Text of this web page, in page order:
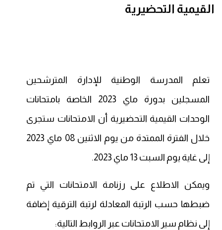
القيمية التحضيرية
تعلم المدرسة الوطنية للإدارة المترشحين
المسجلين بدورة ماي 2023 الخاصة بامتحانات
الوحدات القيمية التحضيرية أن الامتحانات ستجرى
خلال الفترة الممتدة
من يوم الاثنين 08 ماي 2023
إلى غاية يوم السبت 13 ماي 2023
.
ويمكن الاطلاع على رزنامة الامتحانات التي تم
ضبطها حسب الرتبة المعادلة لرتبة الترقية إضافة
إلى نظام سير الامتحانات عبر الروابط التالية: